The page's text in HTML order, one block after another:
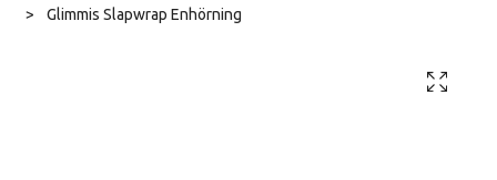
Glimmis Slapwrap Enhörning